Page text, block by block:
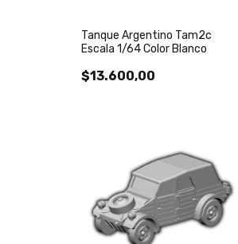
Tanque Argentino Tam2c
Escala 1/64 Color Blanco
$13.600,00